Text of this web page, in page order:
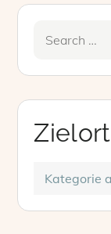
Zielort
Zielort